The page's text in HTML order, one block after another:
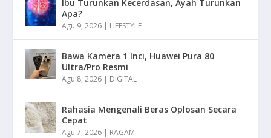
Ibu Turunkan Kecerdasan, Ayah Turunkan
Apa?
Agu 9, 2026 | LIFESTYLE
Bawa Kamera 1 Inci, Huawei Pura 80
Ultra/Pro Resmi
Agu 8, 2026 | DIGITAL
Rahasia Mengenali Beras Oplosan Secara
Cepat
Agu 7, 2026 | RAGAM